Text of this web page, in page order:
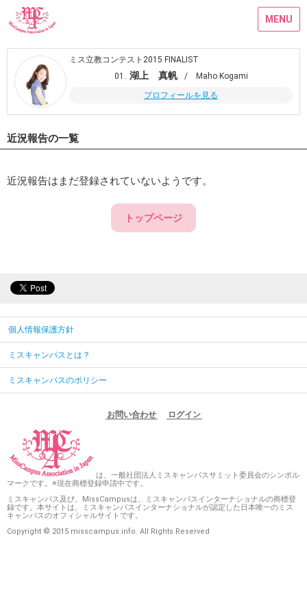
MENU
ミス立教コンテスト2015 FINALIST
01. 湖上 真帆
/ Maho Kogami
プロフィールを見る
近況報告の一覧
近況報告はまだ登録されていないようです。
トップページ
個人情報保護方針
ミスキャンパスとは？
ミスキャンパスのポリシー
お問い合わせ ログイン
は、一般社団法人ミスキャンパスサミット委員会のシンボル
マークです。※現在商標登録申請中です。
ミスキャンパス及び、MissCampusは、ミスキャンパスインターナショナルの商標登
録です。本サイトは、ミスキャンパスインターナショナルが認定した日本唯一のミス
キャンパスのオフィシャルサイトです。
Copyright © 2015 misscampus.info. All Rights Reserved